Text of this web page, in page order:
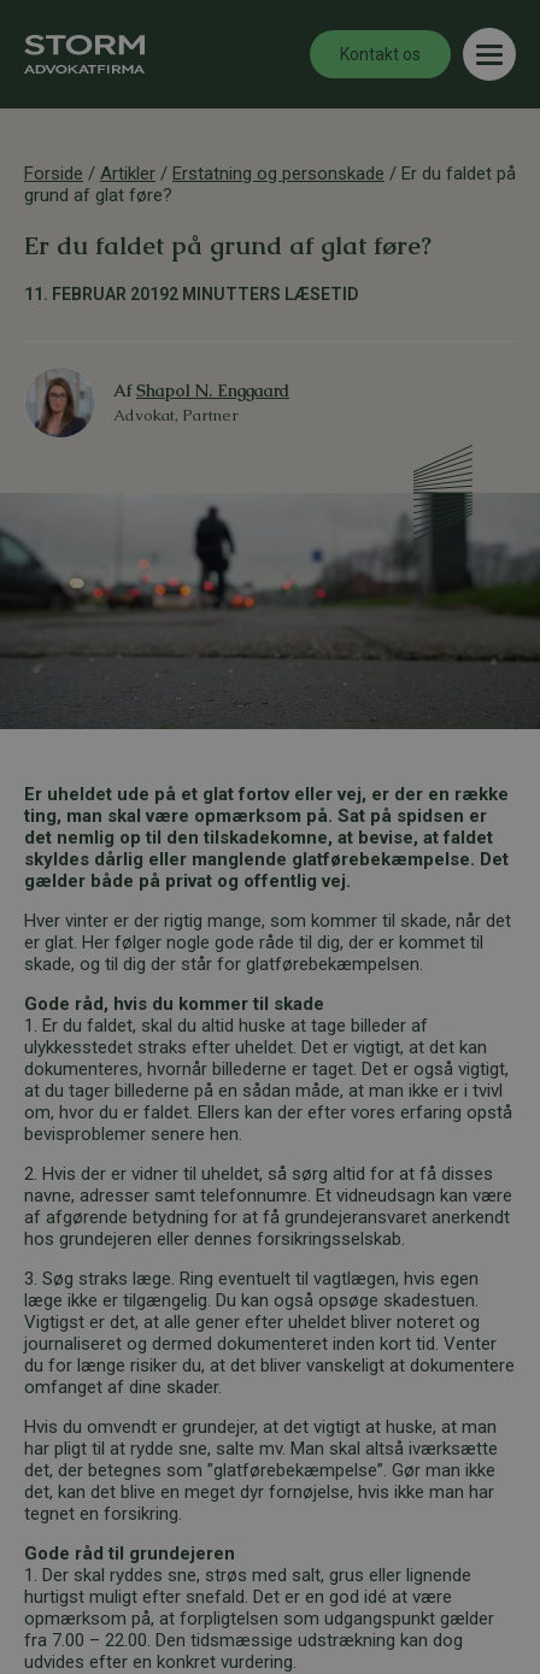
Kontakt os
Forside / Artikler / Erstatning og personskade / Er du faldet på
grund af glat føre?
Er du faldet på grund af glat føre?
11. FEBRUAR 20192 MINUTTERS LÆSETID
AfShapol N. Enggaard
Advokat, Partner
Er uheldet ude på et glat fortov eller vej, er der en række
ting, man skal være opmærksom på. Sat på spidsen er
det nemlig op til den tilskadekomne, at bevise, at faldet
skyldes dårlig eller manglende glatførebekæmpelse. Det
gælder både på privat og offentlig vej.
Hver vinter er der rigtig mange, som kommer til skade, når det
er glat. Her følger nogle gode råde til dig, der er kommet til
skade, og til dig der står for glatførebekæmpelsen.
Gode råd, hvis du kommer til skade
1. Er du faldet, skal du altid huske at tage billeder af
ulykkesstedet straks efter uheldet. Det er vigtigt, at det kan
dokumenteres, hvornår billederne er taget. Det er også vigtigt,
at du tager billederne på en sådan måde, at man ikke er i tvivl
om, hvor du er faldet. Ellers kan der efter vores erfaring opstå
bevisproblemer senere hen.
2. Hvis der er vidner til uheldet, så sørg altid for at få disses
navne, adresser samt telefonnumre. Et vidneudsagn kan være
af afgørende betydning for at få grundejeransvaret anerkendt
hos grundejeren eller dennes forsikringsselskab.
3. Søg straks læge. Ring eventuelt til vagtlægen, hvis egen
læge ikke er tilgængelig. Du kan også opsøge skadestuen.
Vigtigst er det, at alle gener efter uheldet bliver noteret og
journaliseret og dermed dokumenteret inden kort tid. Venter
du for længe risiker du, at det bliver vanskeligt at dokumentere
omfanget af dine skader.
Hvis du omvendt er grundejer, at det vigtigt at huske, at man
har pligt til at rydde sne, salte mv. Man skal altså iværksætte
det, der betegnes som ”glatførebekæmpelse”. Gør man ikke
det, kan det blive en meget dyr fornøjelse, hvis ikke man har
tegnet en forsikring.
Gode råd til grundejeren
1. Der skal ryddes sne, strøs med salt, grus eller lignende
hurtigst muligt efter snefald. Det er en god idé at være
opmærksom på, at forpligtelsen som udgangspunkt gælder
fra 7.00 – 22.00. Den tidsmæssige udstrækning kan dog
udvides efter en konkret vurdering.